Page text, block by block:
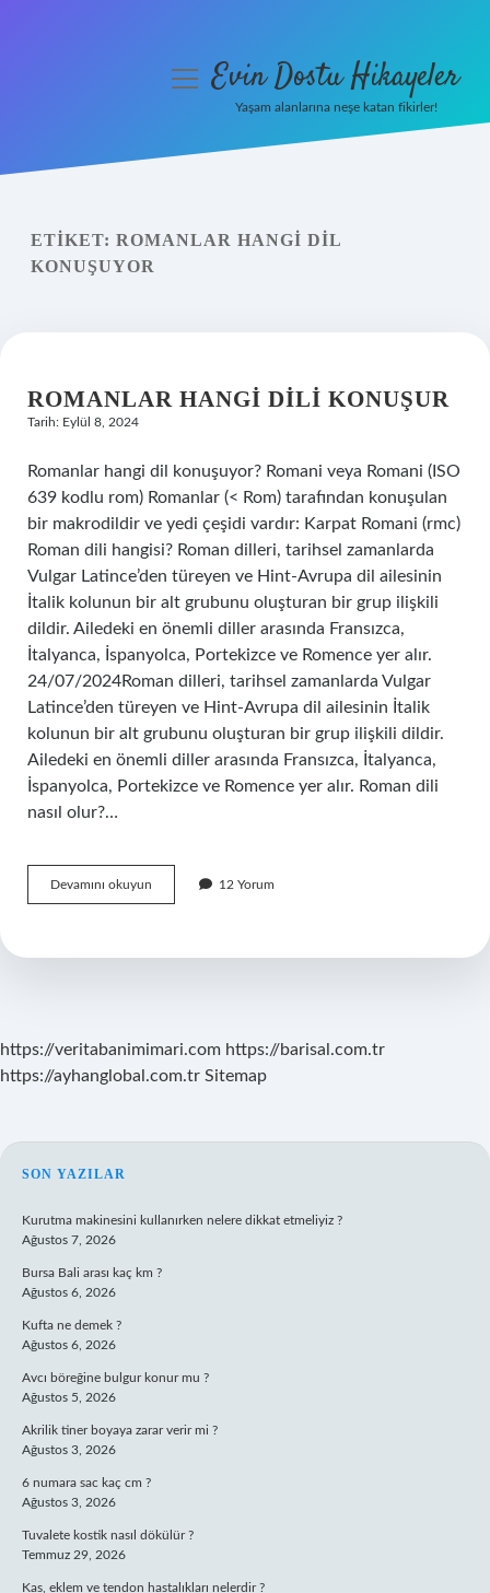
Yasal Uyarı
menüyüEvin Dostu Hikayeler
Yaşam alanlarına neşe katan fikirler!
ETIKET: ROMANLAR HANGI DIL
KONUŞUYOR
ROMANLAR HANGI DILI KONUŞUR
Tarih: Eylül 8, 2024
Romanlar hangi dil konuşuyor? Romani veya Romani (ISO
639 kodlu rom) Romanlar (< Rom) tarafından konuşulan
bir makrodildir ve yedi çeşidi vardır: Karpat Romani (rmc)
Roman dili hangisi? Roman dilleri, tarihsel zamanlarda
Vulgar Latince’den türeyen ve Hint-Avrupa dil ailesinin
İtalik kolunun bir alt grubunu oluşturan bir grup ilişkili
dildir. Ailedeki en önemli diller arasında Fransızca,
İtalyanca, İspanyolca, Portekizce ve Romence yer alır.
24/07/2024Roman dilleri, tarihsel zamanlarda Vulgar
Latince’den türeyen ve Hint-Avrupa dil ailesinin İtalik
kolunun bir alt grubunu oluşturan bir grup ilişkili dildir.
Ailedeki en önemli diller arasında Fransızca, İtalyanca,
İspanyolca, Portekizce ve Romence yer alır. Roman dili
nasıl olur?…
Devamını okuyun Romanlar
Hangi
12 Yorum
https://veritabanimimari.com https://barisal.com.tr
https://ayhanglobal.com.tr Sitemap
SIDEBAR
SON YAZILAR
Kurutma makinesini kullanırken nelere dikkat etmeliyiz ?
Ağustos 7, 2026
Bursa Bali arası kaç km ?
Ağustos 6, 2026
Kufta ne demek ?
Ağustos 6, 2026
Avcı böreğine bulgur konur mu ?
Ağustos 5, 2026
Akrilik tiner boyaya zarar verir mi ?
Ağustos 3, 2026
6 numara sac kaç cm ?
Ağustos 3, 2026
Tuvalete kostik nasıl dökülür ?
Temmuz 29, 2026
Kas, eklem ve tendon hastalıkları nelerdir ?